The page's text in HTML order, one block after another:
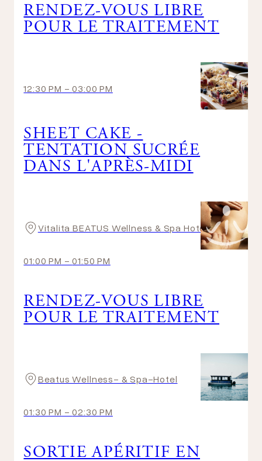
RENDEZ-VOUS LIBRE
POUR LE TRAITEMENT
12:30 PM -03:00 PM
SHEET CAKE -
TENTATION SUCRÉE
DANS L'APRÈS-MIDI
Vitalita BEATUS Wellness & Spa Hotel
01:00 PM -01:50 PM
RENDEZ-VOUS LIBRE
POUR LE TRAITEMENT
Beatus Wellness- & Spa-Hotel
01:30 PM -02:30 PM
SORTIE APÉRITIF EN